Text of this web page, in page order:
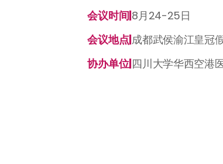
会议时间|8月24-25日
会议地点|成都武侯渝江皇冠
协办单位|四川大学华西空港